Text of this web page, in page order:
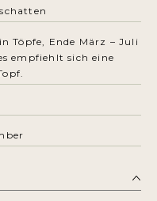
Töpfe, Ende März – Juli
empfiehlt sich eine